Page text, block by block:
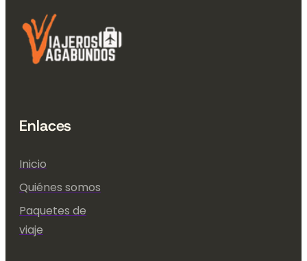
Enlaces
Inicio
Quiénes somos
Paquetes de
viaje